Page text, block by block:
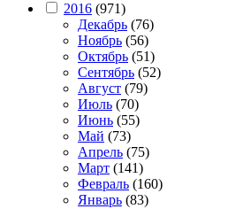
2016 (971)
Декабрь (76)
Ноябрь (56)
Октябрь (51)
Сентябрь (52)
Август (79)
Июль (70)
Июнь (55)
Май (73)
Апрель (75)
Март (141)
Февраль (160)
Январь (83)